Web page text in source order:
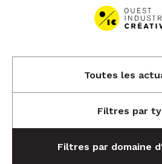
Aller au menu
Aller au
Toutes les
Filtres par
Filtres par domaine